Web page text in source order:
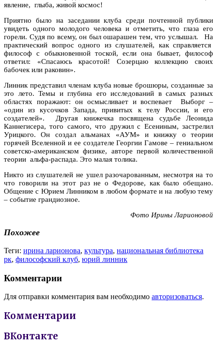
явление, глыба, живой космос!
Приятно было на заседании клуба среди почтенной публики
увидеть одного молодого человека и отметить, что глаза его
горели. Судя по всему, он был ошарашен тем, что услышал. На
практический вопрос одного из слушателей, как справляется
философ с обыкновенной тоской, если она бывает, философ
ответил: «Спасаюсь красотой! Созерцаю коллекцию своих
бабочек или раковин».
Линник представил членам клуба новые брошюры, созданные за
это лето. Темы и глубина его исследований в самых разных
областях поражают: он осмысливает и воспевает Выборг –
«один из кусочков Запада, привитых к телу России, и его
создателей». Другая книжечка посвящена судьбе Леонида
Каннегисера, того самого, что дружил с Есениным, застрелил
Урицкого. Он создал альманах «АУМ» и книжку о теории
горячей Вселенной и ее создателе Георгии Гамове – гениальном
советско-американском физике, авторе первой количественной
теории альфа-распада. Это малая толика.
Никто из слушателей не ушел разочарованным, несмотря на то
что говорили на этот раз не о Федорове, как было обещано.
Общение с Юрием Линником в любом формате и на любую тему
– событие грандиозное.
Фото Ирины Ларионовой
Похожее
Теги: ирина ларионова, культура, национальная библиотека
рк, философский клуб, юрий линник
Комментарии
Для отправки комментария вам необходимо авторизоваться.
Комментарии
ВКонтакте